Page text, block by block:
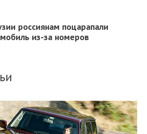
россиянам поцарапали
из-за номеров